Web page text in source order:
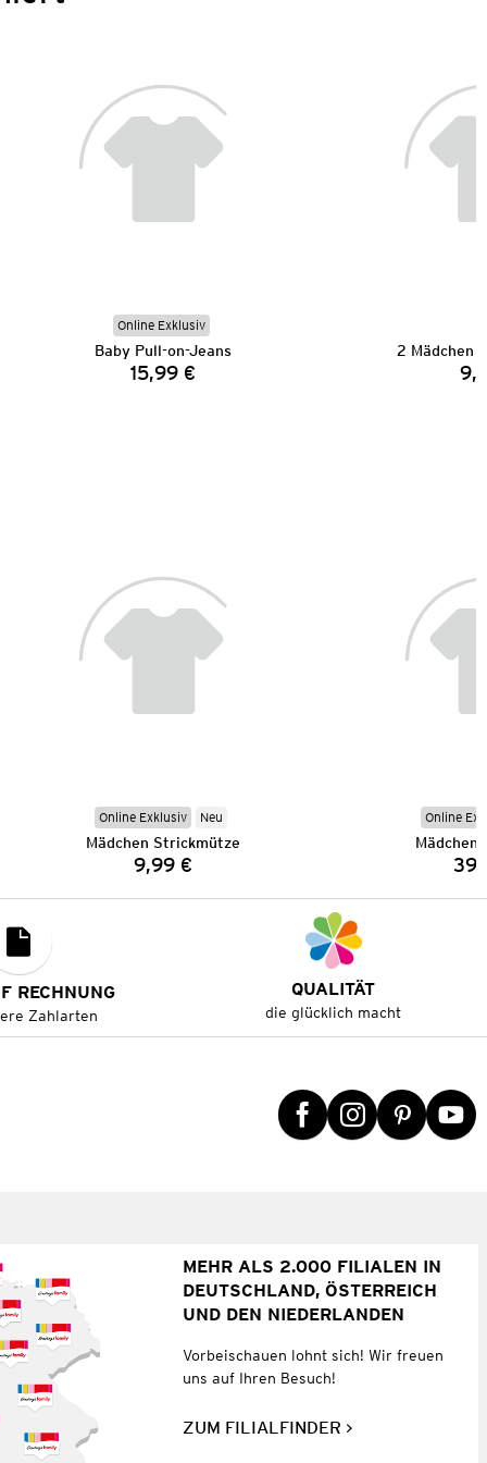
Online Exklusiv
Baby Pull-on-Jeans
Preis:
15,99 €
2 Mädchen
Online Exklusiv Neu
Mädchen Strickmütze
Preis:
9,99 €
Online
Mädchen
RECHNUNG
Zahlarten
QUALITÄT
die glücklich macht
MEHR ALS 2.000 FILIALEN IN
DEUTSCHLAND, ÖSTERREICH
UND DEN NIEDERLANDEN
Vorbeischauen lohnt sich! Wir freuen
uns auf Ihren Besuch!
ZUM FILIALFINDER